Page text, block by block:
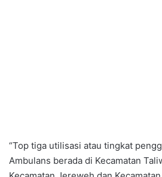
“Top tiga utilisasi atau tingkat
Ambulans berada di Kecamatan